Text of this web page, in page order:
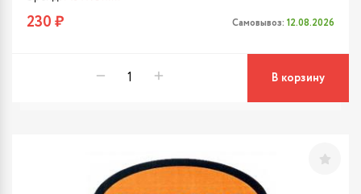
230 ₽ Самовывоз: 12.08.2026
В корзину